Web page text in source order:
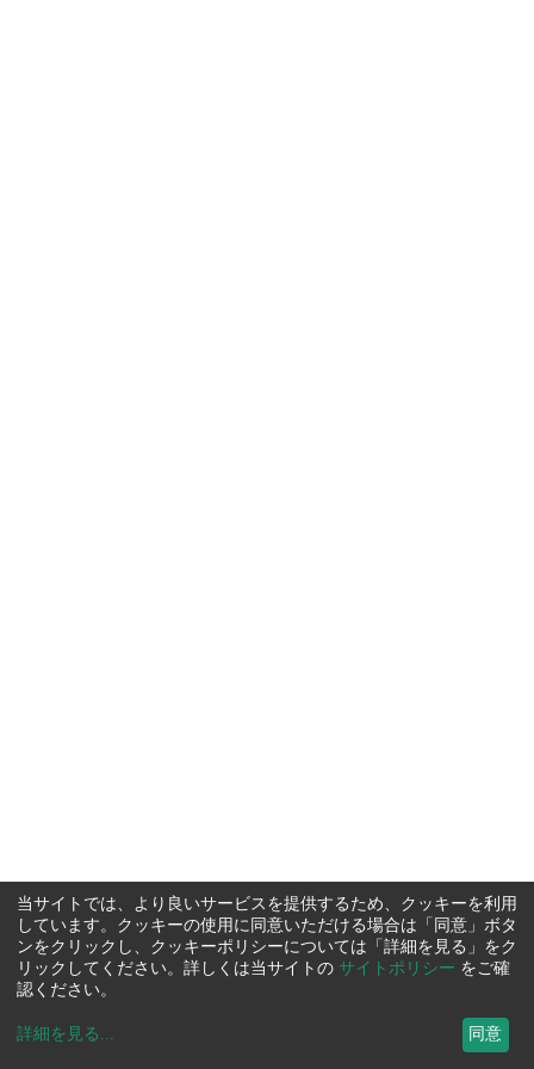
当サイトでは、より良いサービスを提供するため、クッキーを利用
しています。クッキーの使用に同意いただける場合は「同意」ボタ
ンをクリックし、クッキーポリシーについては「詳細を見る」をク
リックしてください。詳しくは当サイトの サイトポリシー をご確
認ください。
詳細を見る ... 同意